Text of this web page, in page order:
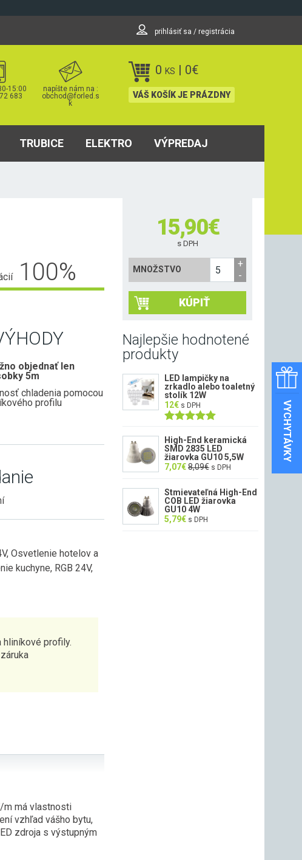
VYCHYTÁVKY
prihlásiť sa / registrácia
15:00
683
napíšte nám na :
obchod@forled.s
k
0 KS | 0€
VÁŠ KOŠÍK JE PRÁZDNY
TRUBICE ELEKTRO VÝPREDAJ
100%
objednať len
5m
chladenia pomocou
profilu
, Osvetlenie hotelov a
kuchyne, RGB 24V,
15,90€
s DPH
MNOŽSTVO
KÚPIŤ
Najlepšie hodnotené
produkty
LED lampičky na
zrkadlo alebo toaletný
stolík 12W
12€ s DPH
5.00z 5
High-End keramická
SMD 2835 LED
žiarovka GU10 5,5W
7,07€8,09€ s DPH
Stmievateľná High-End
COB LED žiarovka
GU10 4W
5,79€ s DPH
profily.
m má vlastnosti
vzhľad vášho bytu,
zdroja s výstupným